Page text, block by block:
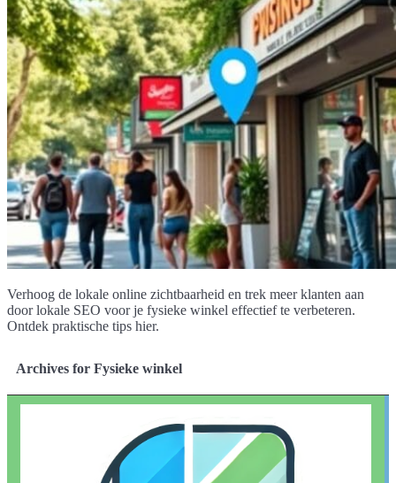
Verhoog de lokale online zichtbaarheid en trek meer klanten aan
door lokale SEO voor je fysieke winkel effectief te verbeteren.
Ontdek praktische tips hier.
Archives for Fysieke winkel